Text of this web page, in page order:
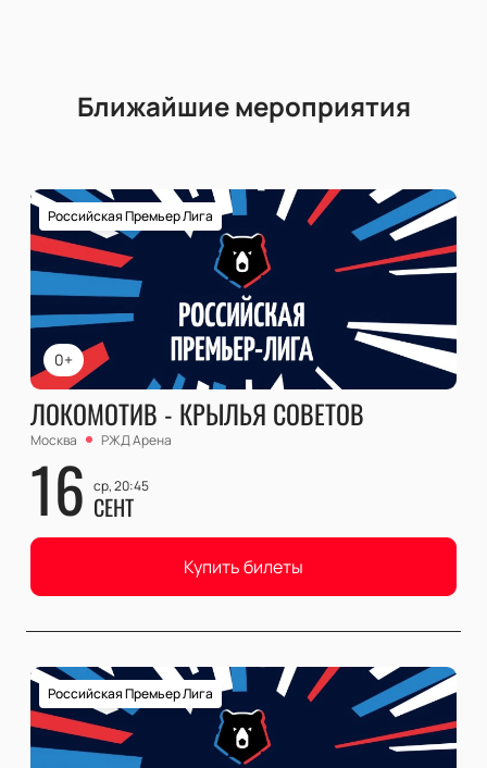
Ближайшие мероприятия
0+
Российская Премьер Лига
ЛОКОМОТИВ - КРЫЛЬЯ СОВЕТОВ
Москва РЖД Арена
16 ср, 20:45
СЕНТ
Купить билеты
Российская Премьер Лига